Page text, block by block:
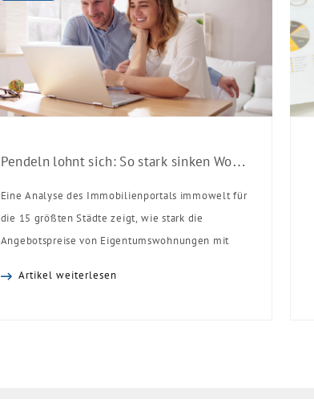
Pendeln lohnt sich: So stark sinken Wohnungspreise im Umland
Eine Analyse des Immobilienportals immowelt für
die 15 größten Städte zeigt, wie stark die
Angebotspreise von Eigentumswohnungen mit
Artikel weiterlesen